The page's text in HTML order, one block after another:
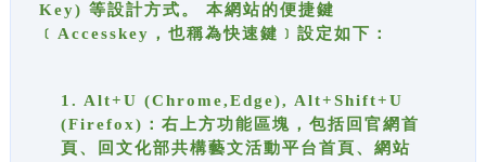
Key) 等設計方式。 本網站的便捷鍵
﹝Accesskey，也稱為快速鍵﹞設定如下：
1. Alt+U (Chrome,Edge), Alt+Shift+U
(Firefox)：右上方功能區塊，包括回官網首
頁、回文化部共構藝文活動平台首頁、網站